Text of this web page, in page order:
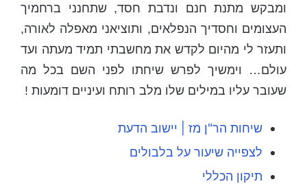
ומבקש מתנת חנם ונדבת חסד, שתחנני ברחמיך
העצומים וחסדיך הנפלאים, ותוציאני מאפלה לאורה,
ותעזר לי מהיום לקדש את מחשבתי תמיד מעתה ועד
עולם… וימשיך לפרש שיחתו לפני השם בכל מה
שעובר עליו במילים שלו מלב רותח ועיניים דומעות !
שיחות הר"ן מז | יישוב הדעת
לצפייה שיעור על בלבולים
תיקון הכללי